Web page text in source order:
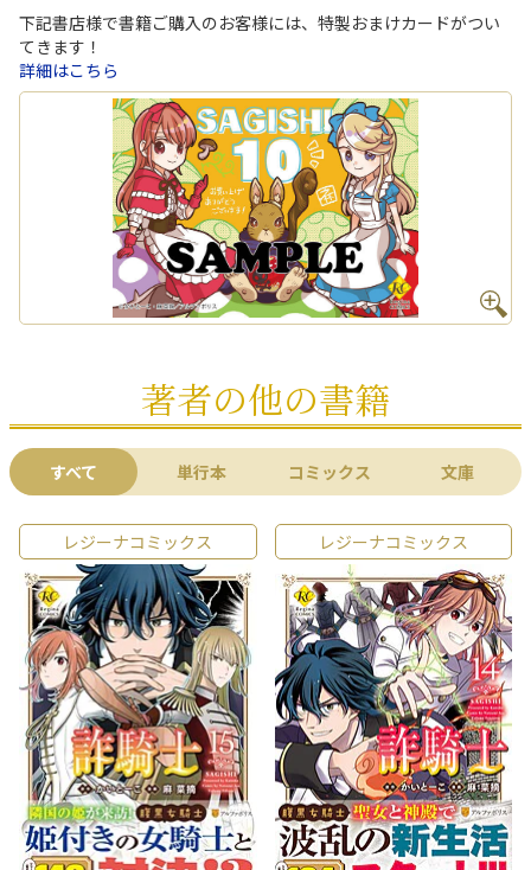
下記書店様で書籍ご購入のお客様には、特製おまけカードがつい
てきます！
詳細はこちら
著者の他の書籍
すべて 単行本 コミックス 文庫
レジーナコミックス レジーナコミックス